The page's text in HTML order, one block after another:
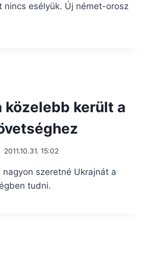
nincs esélyük. Új német-orosz
közelebb került a
2011.10.31. 15:02
nagyon szeretné Ukrajnát a
tudni.